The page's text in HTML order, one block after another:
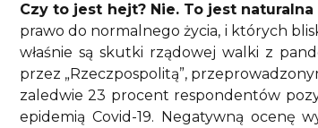
Czy to jest hejt? Nie. To jest
prawo do normalnego życia, i których
właśnie są skutki rządowej walki z
przez „Rzeczpospolitą”,
zaledwie 23 procent respondentów
epidemią Covid-19. Negatywną ocenę